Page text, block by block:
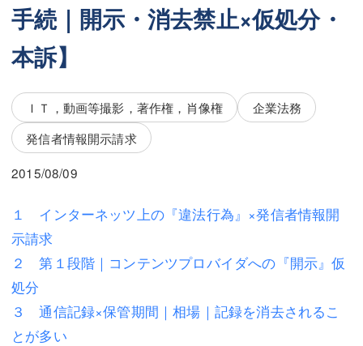
桶川 聡
三平 隆史
吉元 優仁
小川 祐
弁護士費用
相続・遺言
離婚（夫婦間トラブル）
企業法務
労働問題（解雇，残業等）
桶川 聡
三平 隆史
吉元 優仁
弁護士費用
不動産
離婚（夫婦間トラブル）
企業法務
労働問題（解雇，残業等）
刑事弁護
手続｜開示・消去禁止×仮処分・
本訴】
ＩＴ，動画等撮影，著作権，肖像権
企業法務
発信者情報開示請求
2015/08/09
１ インターネッツ上の『違法行為』×発信者情報開
示請求
２ 第１段階｜コンテンツプロバイダへの『開示』仮
処分
３ 通信記録×保管期間｜相場｜記録を消去されるこ
とが多い